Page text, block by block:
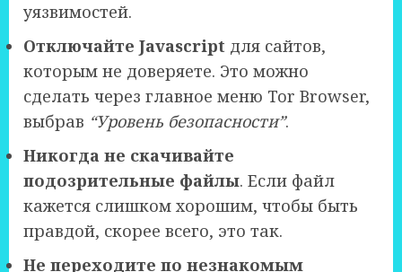
уязвимостей.
Отключайте Javascript для сайтов,
которым не доверяете. Это можно
сделать через главное меню Tor Browser,
выбрав “Уровень безопасности”.
Никогда не скачивайте
подозрительные файлы. Если файл
кажется слишком хорошим, чтобы быть
правдой, скорее всего, это так.
Не переходите по незнакомым